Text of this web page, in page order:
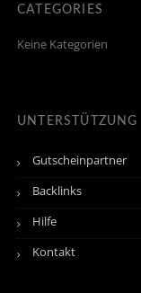
CATEGORIES
Keine Kategorien
UNTERSTÜTZUNG
Gutscheinpartner
Backlinks
Hilfe
Kontakt